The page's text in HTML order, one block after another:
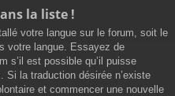
la liste !
votre langue sur le forum, soit le
votre langue. Essayez de
s’il est possible qu’il puisse
Si la traduction désirée n’existe
et commencer une nouvelle